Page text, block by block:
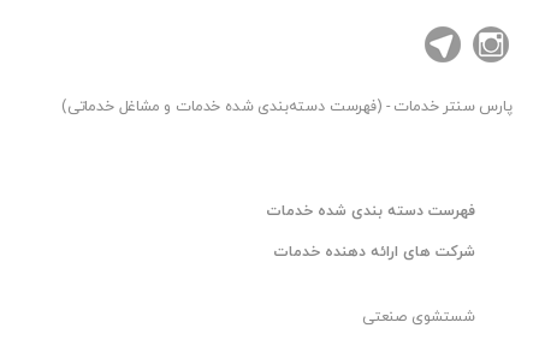
پارس سنترخدمات - (فهرست دسته‌بندی شده خدمات و مشاغل خدماتی)
فهرست دسته بندی شده خدمات
شرکت های ارائه دهنده خدمات
شستشوی صنعتی